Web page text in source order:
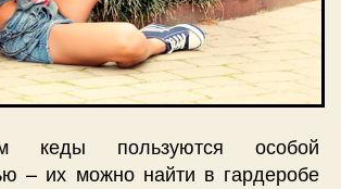
кеды пользуются особой
– их можно найти в гардеробе